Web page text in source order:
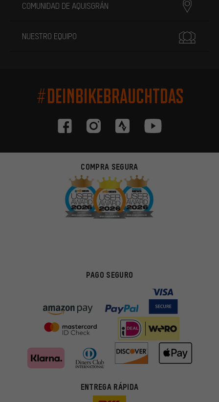
COMUNIDAD DE AQUISGRÁN
NUESTRO EQUIPO
#DEINBIKEBRAUCHTDAS
COMPRA SEGURA
PAGO SEGURO
ENTREGA RÁPIDA